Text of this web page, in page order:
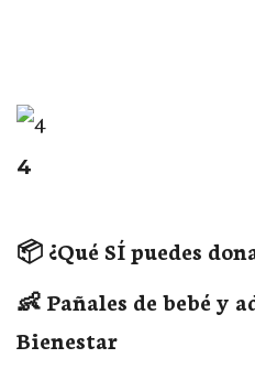
4
📦 ¿Qué SÍ puedes
👶 Pañales de bebé y
Bienestar